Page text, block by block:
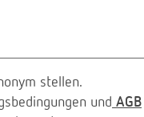
stellen.
und AGB